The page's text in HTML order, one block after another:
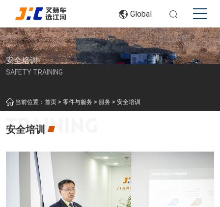
Global
安全培训
SAFETY TRAINING
当前位置： 首页 > 零件与服务 > 服务 > 安全培训
安全培训